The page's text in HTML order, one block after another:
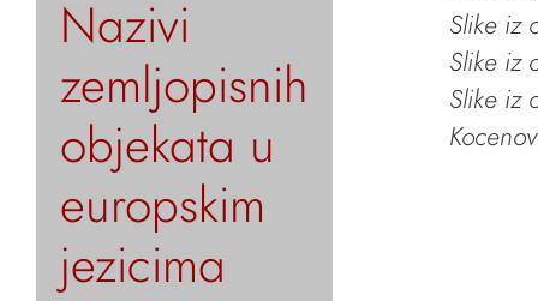
Nazivi
zemljopisnih
objekata u
europskim
jezicima
Slike iz
Slike iz
Slike iz